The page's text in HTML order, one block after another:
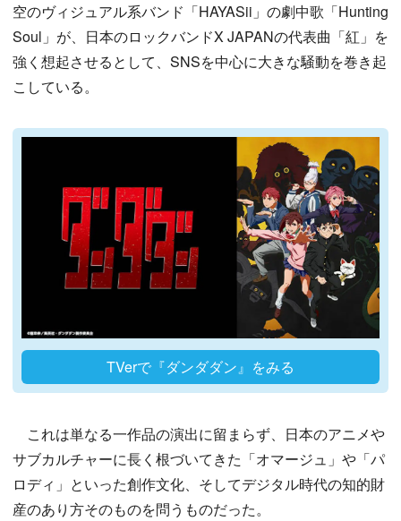
空のヴィジュアル系バンド「HAYASii」の劇中歌「Hunting
Soul」が、日本のロックバンドX JAPANの代表曲「紅」を
強く想起させるとして、SNSを中心に大きな騒動を巻き起
こしている。
TVerで『ダンダダン』をみる
これは単なる一作品の演出に留まらず、日本のアニメや
サブカルチャーに長く根づいてきた「オマージュ」や「パ
ロディ」といった創作文化、そしてデジタル時代の知的財
産のあり方そのものを問うものだった。